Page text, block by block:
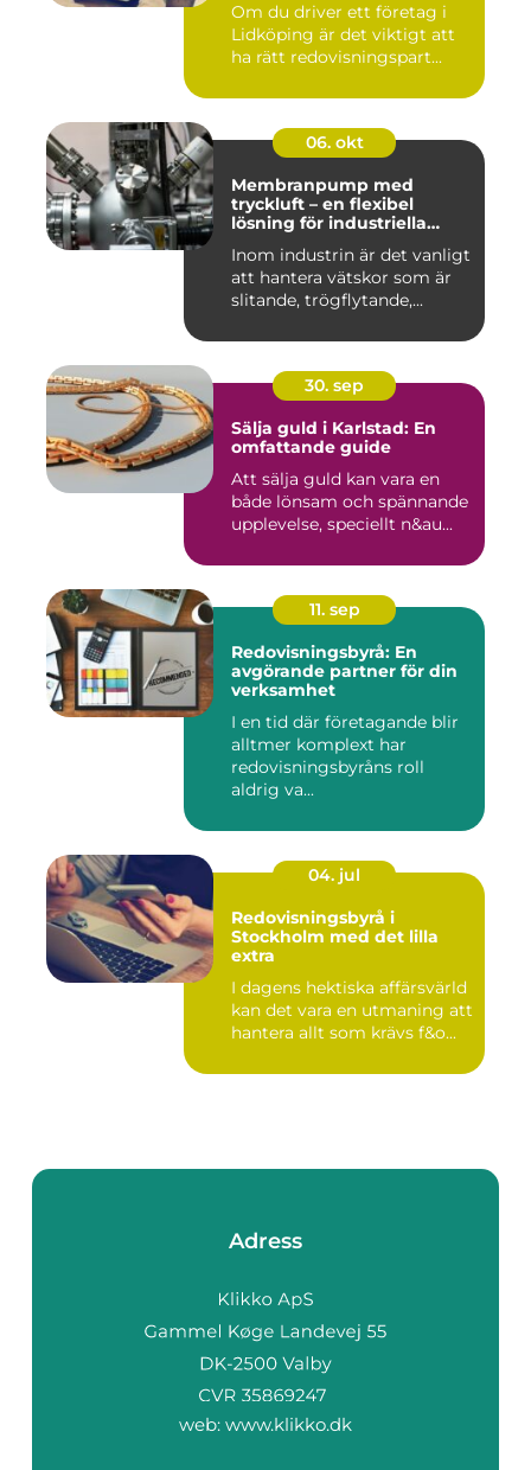
Lidköping
Om du driver ett företag i
Lidköping är det viktigt att
ha rätt redovisningspart...
06. okt
Membranpump med
tryckluft – en flexibel
lösning för industriella
Inom industrin är det vanligt
att hantera vätskor som är
slitande, trögflytande,...
30. sep
Sälja guld i Karlstad: En
omfattande guide
Att sälja guld kan vara en
både lönsam och spännande
upplevelse, speciellt n&au...
11. sep
Redovisningsbyrå: En
avgörande partner för din
verksamhet
I en tid där företagande blir
alltmer komplext har
redovisningsbyråns roll
aldrig va...
04. jul
Redovisningsbyrå i
Stockholm med det lilla
extra
I dagens hektiska affärsvärld
kan det vara en utmaning att
hantera allt som krävs f&o...
Adress
web: www.klikko.dk